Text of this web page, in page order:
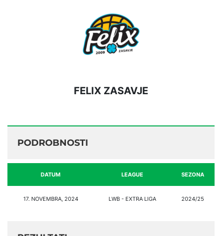
FELIX ZASAVJE
PODROBNOSTI
DATUM LEAGUE SEZONA
17. NOVEMBRA, 2024 LWB - EXTRA LIGA 2024/25